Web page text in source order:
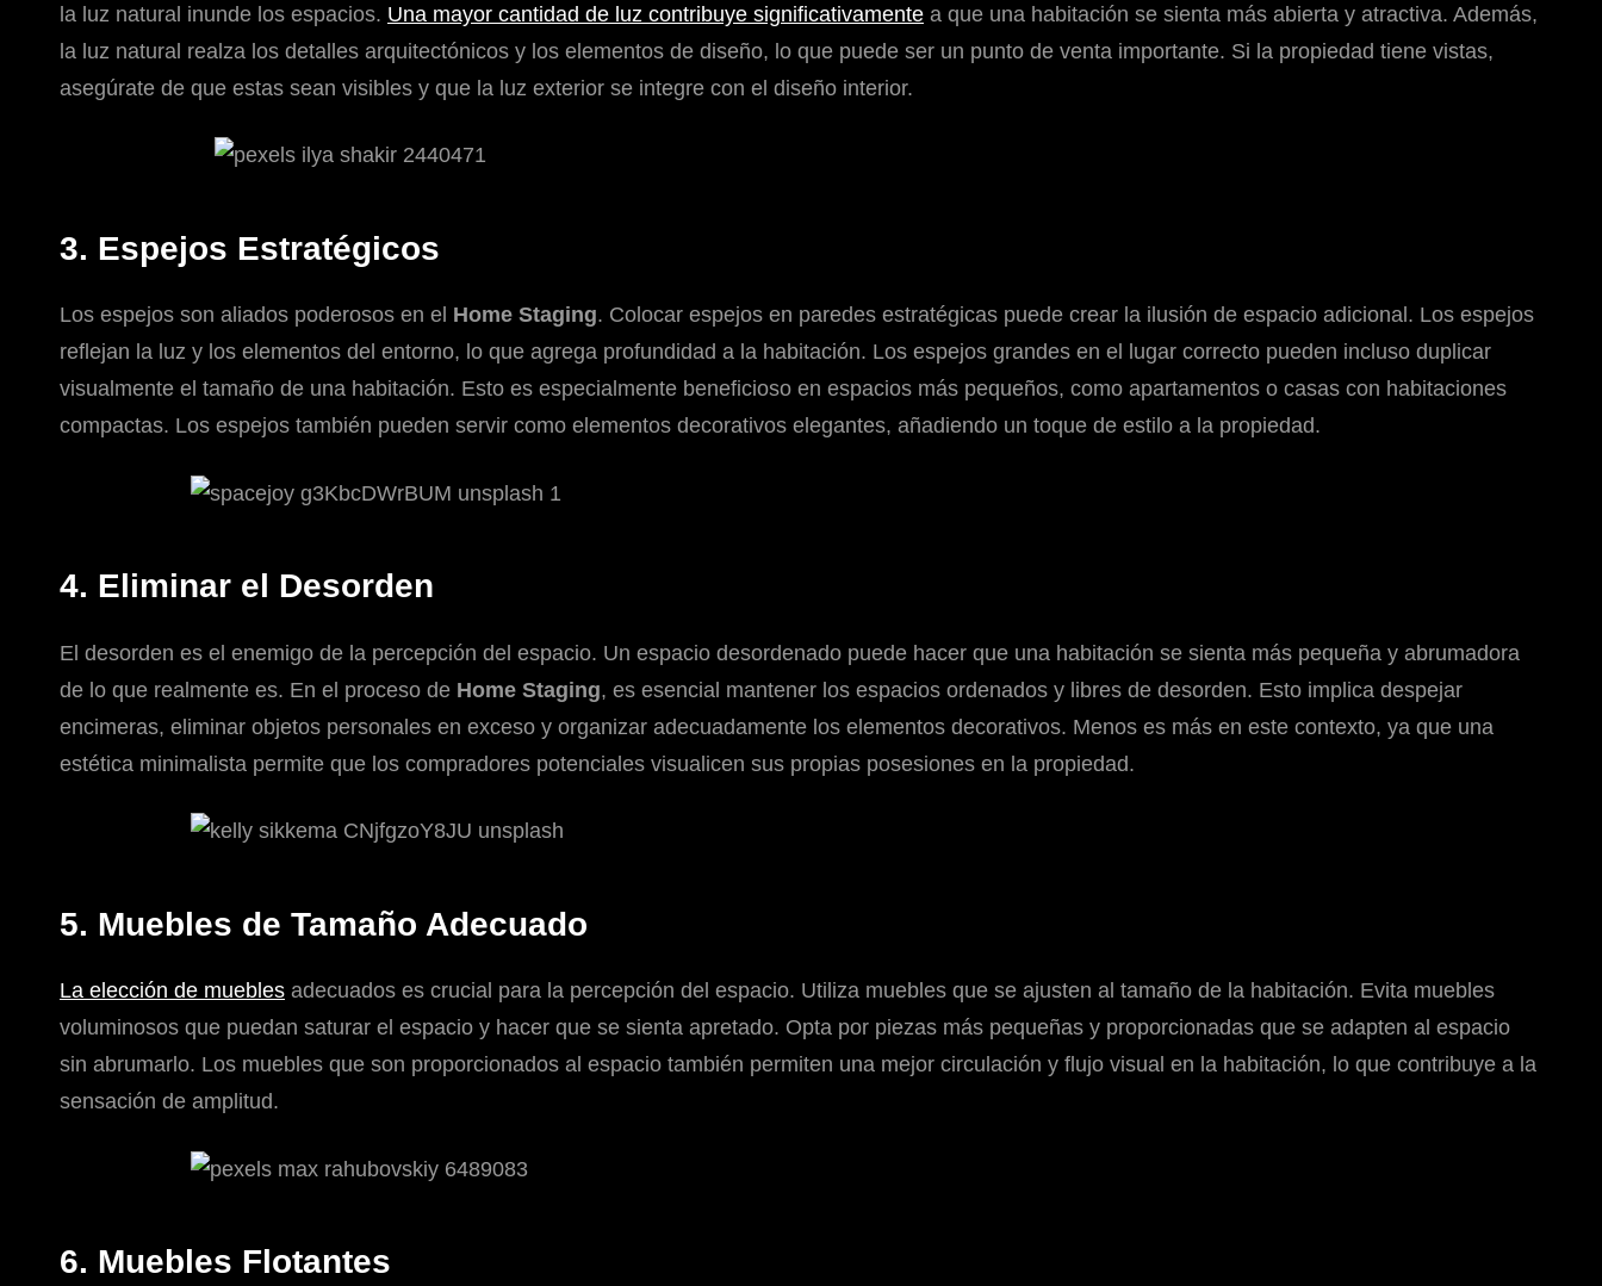
la luz natural inunde los espacios. Una mayor cantidad de luz contribuye significativamente a que una habitación se sienta más abierta y atractiva. Además,
la luz natural realza los detalles arquitectónicos y los elementos de diseño, lo que puede ser un punto de venta importante. Si la propiedad tiene vistas,
asegúrate de que estas sean visibles y que la luz exterior se integre con el diseño interior.
3. Espejos Estratégicos
Los espejos son aliados poderosos en el Home Staging. Colocar espejos en paredes estratégicas puede crear la ilusión de espacio adicional. Los espejos
reflejan la luz y los elementos del entorno, lo que agrega profundidad a la habitación. Los espejos grandes en el lugar correcto pueden incluso duplicar
visualmente el tamaño de una habitación. Esto es especialmente beneficioso en espacios más pequeños, como apartamentos o casas con habitaciones
compactas. Los espejos también pueden servir como elementos decorativos elegantes, añadiendo un toque de estilo a la propiedad.
4. Eliminar el Desorden
El desorden es el enemigo de la percepción del espacio. Un espacio desordenado puede hacer que una habitación se sienta más pequeña y abrumadora
de lo que realmente es. En el proceso de Home Staging, es esencial mantener los espacios ordenados y libres de desorden. Esto implica despejar
encimeras, eliminar objetos personales en exceso y organizar adecuadamente los elementos decorativos. Menos es más en este contexto, ya que una
estética minimalista permite que los compradores potenciales visualicen sus propias posesiones en la propiedad.
5. Muebles de Tamaño Adecuado
La elección de muebles adecuados es crucial para la percepción del espacio. Utiliza muebles que se ajusten al tamaño de la habitación. Evita muebles
voluminosos que puedan saturar el espacio y hacer que se sienta apretado. Opta por piezas más pequeñas y proporcionadas que se adapten al espacio
sin abrumarlo. Los muebles que son proporcionados al espacio también permiten una mejor circulación y flujo visual en la habitación, lo que contribuye a la
sensación de amplitud.
6. Muebles Flotantes